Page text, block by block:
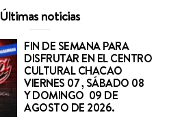
Últimas noticias
FIN DE SEMANA PARA
DISFRUTAR EN EL CENTRO
CULTURAL CHACAO
VIERNES 07 , SÁBADO 08
Y DOMINGO 09 DE
AGOSTO DE 2026.